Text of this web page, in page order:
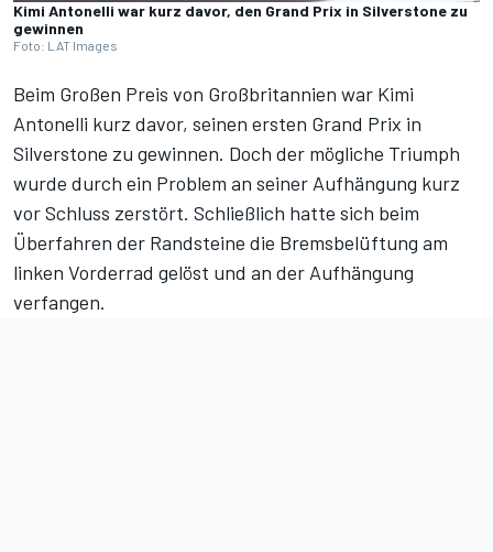
Kimi Antonelli war kurz davor, den Grand Prix in Silverstone zu
gewinnen
Foto: LAT Images
Beim Großen Preis von Großbritannien war Kimi
Antonelli kurz davor, seinen ersten Grand Prix in
Silverstone zu gewinnen. Doch der mögliche Triumph
wurde durch ein Problem an seiner Aufhängung kurz
vor Schluss zerstört. Schließlich hatte sich beim
Überfahren der Randsteine die Bremsbelüftung am
linken Vorderrad gelöst und an der Aufhängung
verfangen.